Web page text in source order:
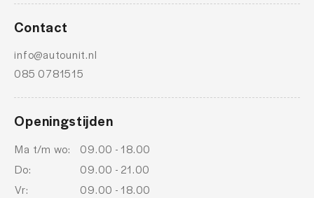
Contact
info@autounit.nl
085 0781515
Openingstijden
Ma t/m wo:
09.00 - 18.00
Do:
09.00 - 21.00
Vr:
09.00 - 18.00